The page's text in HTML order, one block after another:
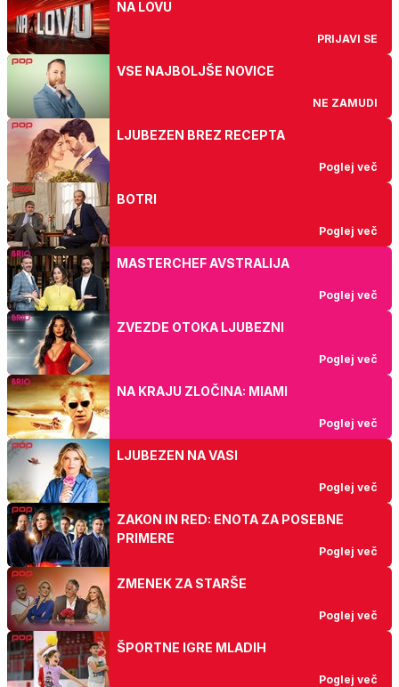
NA LOVU
PRIJAVI SE
VSE NAJBOLJŠE NOVICE
NE ZAMUDI
LJUBEZEN BREZ RECEPTA
Poglej več
BOTRI
Poglej več
MASTERCHEF AVSTRALIJA
Poglej več
ZVEZDE OTOKA LJUBEZNI
Poglej več
NA KRAJU ZLOČINA: MIAMI
Poglej več
LJUBEZEN NA VASI
Poglej več
ZAKON IN RED: ENOTA ZA POSEBNE
PRIMERE
Poglej več
ZMENEK ZA STARŠE
Poglej več
ŠPORTNE IGRE MLADIH
Poglej več